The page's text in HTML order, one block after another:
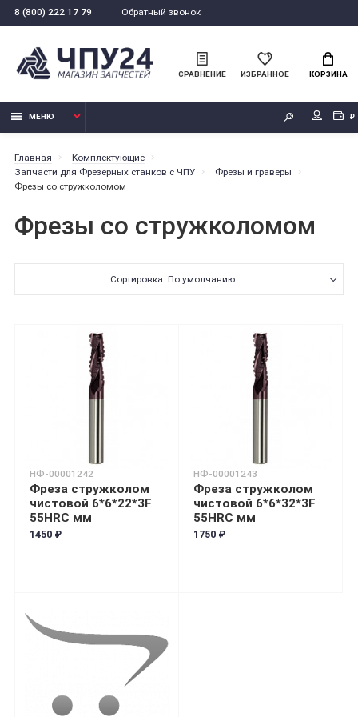
8 (800) 222 17 79 Обратный звонок
СРАВНЕНИЕ ИЗБРАННОЕ КОРЗИНА
МЕНЮ ₽
Главная
Комплектующие
Запчасти для Фрезерных станков с ЧПУ
Фрезы и граверы
Фрезы со стружколомом
Фрезы со стружколомом
Сортировка: По умолчанию
НФ-00001242
Фреза стружколом
чистовой 6*6*22*3F
55HRC мм
1450 ₽
НФ-00001243
Фреза стружколом
чистовой 6*6*32*3F
55HRC мм
1750 ₽